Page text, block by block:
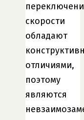
скорости
обладают
отличиями,
поэтому
являются